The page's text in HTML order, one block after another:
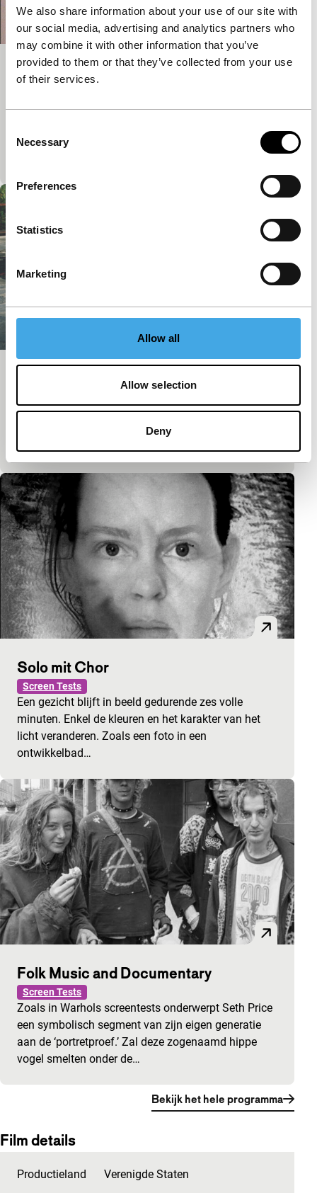
We also share information about your use of our site with
our social media, advertising and analytics partners who
may combine it with other information that you’ve
provided to them or that they’ve collected from your use
of their services.
Selection
Necessary
Preferences
Statistics
Marketing
Allow all
Allow selection
Deny
Taxonomy (Death Stories)
Mensen poseren voor de camera. Een stem buiten
gezamenlijke werkstuk biedt de kijker een
Living A Beautiful Life
Een aantrekkelijk jong stel doet vanuit hun stijlvolle
villa in Los Angeles verslag van hun perfecte leven;
hoe ze zijn, wat ze allemaal hebben. Dingen…
Solo mit Chor
Screen Tests
Een gezicht blijft in beeld gedurende zes volle
minuten. Enkel de kleuren en het karakter van het
licht veranderen. Zoals een foto in een
ontwikkelbad…
Folk Music and Documentary
Screen Tests
Zoals in Warhols screentests onderwerpt Seth Price
een symbolisch segment van zijn eigen generatie
aan de ‘portretproef.’ Zal deze zogenaamd hippe
vogel smelten onder de…
Bekijk het hele programma
Film details
Productieland Verenigde Staten